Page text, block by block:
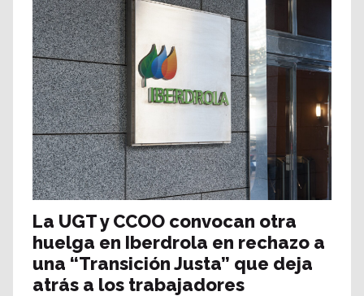
La UGT y CCOO convocan otra
huelga en Iberdrola en rechazo a
una “Transición Justa” que deja
atrás a los trabajadores